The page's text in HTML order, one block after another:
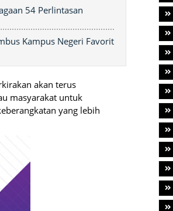
54 Perlintasan
Kampus Negeri Favorit
akan terus
masyarakat untuk
yang lebih